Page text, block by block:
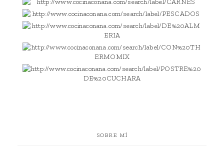
SOBRE MÍ